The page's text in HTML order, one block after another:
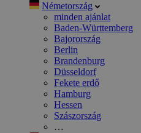
Németország
minden ajánlat
Baden-Württemberg
Bajorország
Berlin
Brandenburg
Düsseldorf
Fekete erdő
Hamburg
Hessen
Szászország
…